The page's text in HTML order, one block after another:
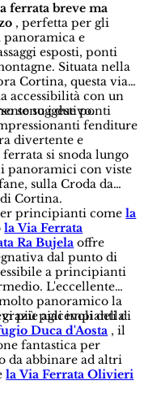
ferrata breve ma
, perfetta per gli
e
esposti, ponti
Situata nella
Cortina, questa via
accessibilità con un
suggestivo.
sono i due ponti
fenditure
divertente e
si snoda lungo
panoramici con viste
sulla Croda da
Cortina.
principianti comela
la Via Ferrata
Ra Bujela offre
dal punto di
a principianti
L'eccellente
panoramico la
più piacevoli della
agli impianti di
Duca d'Aosta , il
fantastica per
da abbinare ad altri
la Via Ferrata Olivieri